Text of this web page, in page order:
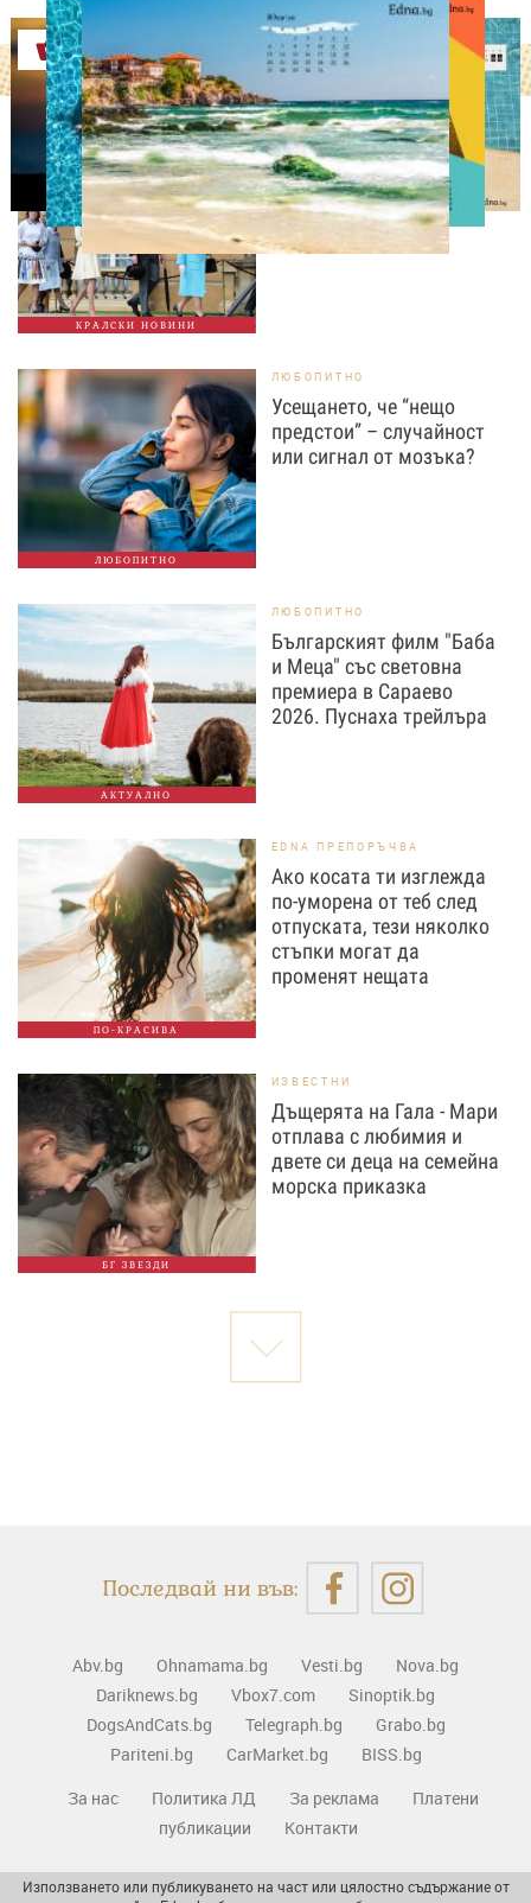
Оферти
КРАЛСКИ НОВИНИ
СВОБОДНО ВРЕМЕ
Ново бебе в кралското
семейство
ЛЮБОПИТНО
ЛЮБОПИТНО
Усещането, че “нещо
предстои” – случайност
или сигнал от мозъка?
АКТУАЛНО
ЛЮБОПИТНО
Българският филм "Баба
и Меца" със световна
премиера в Сараево
2026. Пуснаха трейлъра
ПО-КРАСИВА
EDNA ПРЕПОРЪЧВА
Ако косата ти изглежда
по-уморена от теб след
отпуската, тези няколко
стъпки могат да
променят нещата
БГ ЗВЕЗДИ
ИЗВЕСТНИ
Дъщерята на Гала - Мари
отплава с любимия и
двете си деца на семейна
морска приказка
Последвай ни във:
Abv.bg Ohnamama.bg Vesti.bg
Nova.bg
Dariknews.bg
Vbox7.com
Sinoptik.bg
DogsAndCats.bg
Telegraph.bg
Grabo.bg
Pariteni.bg
CarMarket.bg
BISS.bg
За нас
Политика ЛД За реклама
Платени
публикации
Контакти
Използването или публикуването на част или цялостно съдържание от